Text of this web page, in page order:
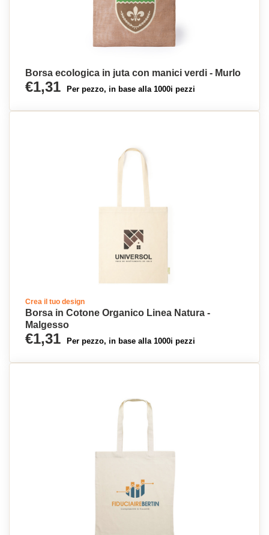
Borsa ecologica in juta con manici verdi - Murlo
€1,31 Per pezzo, in base alla 1000i pezzi
Crea il tuo design
Borsa in Cotone Organico Linea Natura -
Malgesso
€1,31 Per pezzo, in base alla 1000i pezzi